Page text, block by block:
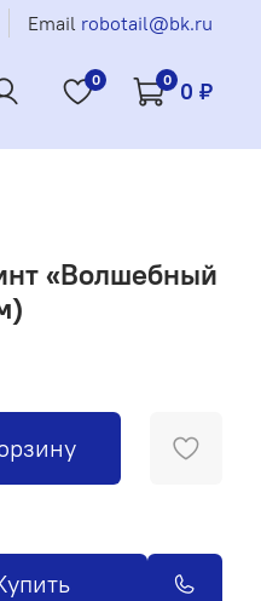
Email robotail@bk.ru
0 0 0 ₽
«Волшебный